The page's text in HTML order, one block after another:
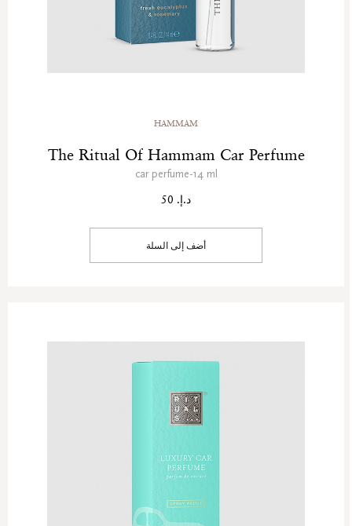
HAMMAM
The Ritual Of Hammam Car Perfume
car perfume-14 ml
د.إ. 50
أضف إلى السلة